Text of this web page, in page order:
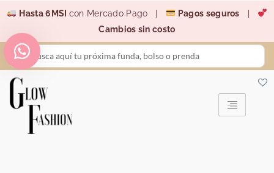
contenido
Hasta 6MSI con Mercado Pago | Pagos seguros
Cambios sin costo
Search
...